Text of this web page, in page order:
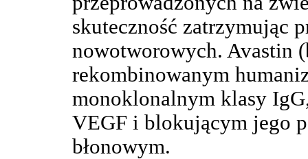
skuteczność zatrzymując
nowotworowych. Avastin
rekombinowanym
monoklonalnym klasy
VEGF i blokującym jego
błonowym.